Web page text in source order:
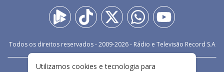
Todos os direitos reservados - 2009-2026- Rádio e Televisão Record S.A
Utilizamos cookies e tecnologia para